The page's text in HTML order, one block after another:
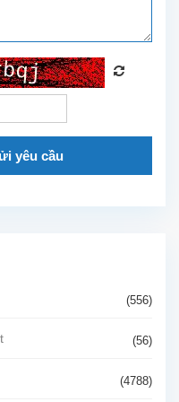
yêu cầu
(556)
(56)
(4788)